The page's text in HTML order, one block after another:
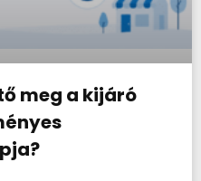
meg a kijáró